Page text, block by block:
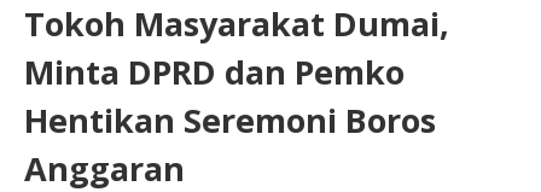
Tokoh Masyarakat Dumai,
Minta DPRD dan Pemko
Hentikan Seremoni Boros
Anggaran